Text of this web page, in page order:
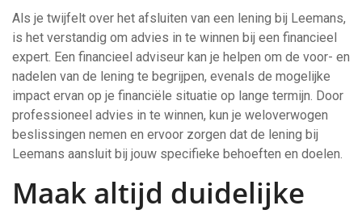
Als je twijfelt over het afsluiten van een lening bij Leemans,
is het verstandig om advies in te winnen bij een financieel
expert. Een financieel adviseur kan je helpen om de voor- en
nadelen van de lening te begrijpen, evenals de mogelijke
impact ervan op je financiële situatie op lange termijn. Door
professioneel advies in te winnen, kun je weloverwogen
beslissingen nemen en ervoor zorgen dat de lening bij
Leemans aansluit bij jouw specifieke behoeften en doelen.
Maak altijd duidelijke